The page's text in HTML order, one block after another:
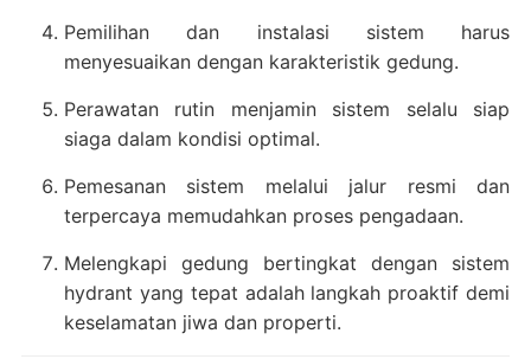
Pemilihan dan instalasi sistem harus
menyesuaikan dengan karakteristik gedung.
Perawatan rutin menjamin sistem selalu siap
siaga dalam kondisi optimal.
Pemesanan sistem melalui jalur resmi dan
terpercaya memudahkan proses pengadaan.
Melengkapi gedung bertingkat dengan sistem
hydrant yang tepat adalah langkah proaktif demi
keselamatan jiwa dan properti.